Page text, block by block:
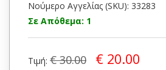
Νούμερο Αγγελίας (SKU): 33283
Σε Απόθεμα: 1
Τιμή: € 30.00 € 20.00